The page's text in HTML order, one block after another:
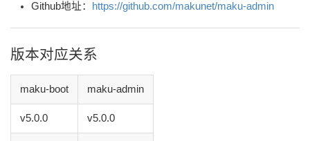
Github地址：
https://github.com/makunet/maku-admin
版本对应关系
maku-boot maku-admin
v5.0.0 v5.0.0